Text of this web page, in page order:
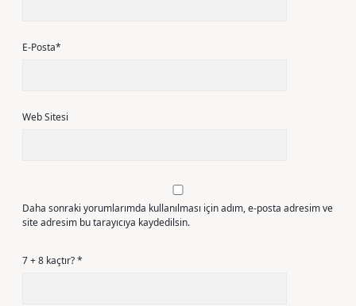
E-Posta*
Web Sitesi
Daha sonraki yorumlarımda kullanılması için adım, e-posta adresim ve
site adresim bu tarayıcıya kaydedilsin.
7 + 8 kaçtır?*